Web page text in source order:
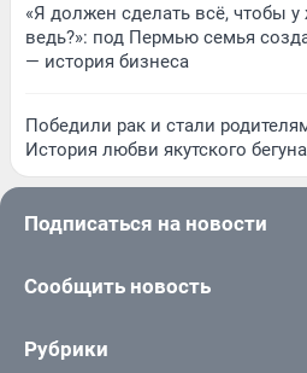
«Я должен сделать всё, чтобы
ведь?»: под Пермью семья
— история бизнеса
Победили рак и стали
История любви якутского
Подписаться на новости
Сообщить новость
Рубрики